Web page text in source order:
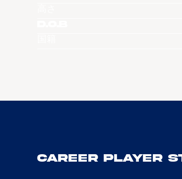
Career Player